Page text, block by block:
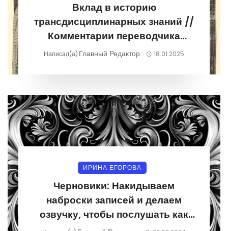
Вклад в историю
трансдисциплинарных знаний //
Комментарии переводчика
Ирины Егоровой
Написал(а) Главный Редактор 18.01.2025
ИРИНА ЕГОРОВА
Черновики: Накидываем
наброски записей и делаем
озвучку, чтобы послушать как